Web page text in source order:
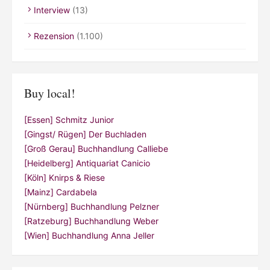
Interview (13)
Rezension (1.100)
Buy local!
[Essen] Schmitz Junior
[Gingst/ Rügen] Der Buchladen
[Groß Gerau] Buchhandlung Calliebe
[Heidelberg] Antiquariat Canicio
[Köln] Knirps & Riese
[Mainz] Cardabela
[Nürnberg] Buchhandlung Pelzner
[Ratzeburg] Buchhandlung Weber
[Wien] Buchhandlung Anna Jeller